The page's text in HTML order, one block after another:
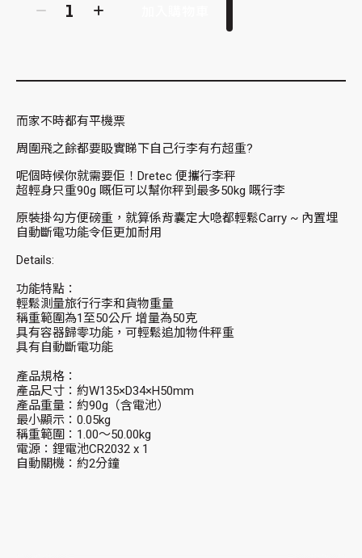
而家不時都有平機票
周圍飛之餘都要𥄫實睇下自己行李有冇超重?
呢個時候你就需要佢！Dretec 便攜行李秤
超輕身只重90g 嘅佢可以幫你秤到最多50kg 嘅行李
原裝掛勾方便磅重，就算係背囊定大喼都輕鬆Carry ~ 內置埋
自動斷電功能令佢更加耐用
Details:
功能特點：
輕鬆測量旅行行李和貨物重量
稱重範圍為1至50公斤 增量為50克
具有容器歸零功能，可輕鬆追加物件秤重
具有自動斷電功能
產品規格：
產品尺寸：約W135×D34×H50mm
產品重量：約90g（含電池）
最小顯示：0.05kg
稱重範圍：1.00～50.00kg
電源：鋰電池CR2032 x 1
自動關機：約2分鐘